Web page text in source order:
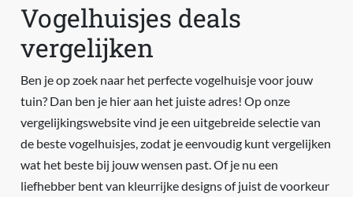
Vogelhuisjes deals
vergelijken
Ben je op zoek naar het perfecte vogelhuisje voor jouw
tuin? Dan ben je hier aan het juiste adres! Op onze
vergelijkingswebsite vind je een uitgebreide selectie van
de beste vogelhuisjes, zodat je eenvoudig kunt vergelijken
wat het beste bij jouw wensen past. Of je nu een
liefhebber bent van kleurrijke designs of juist de voorkeur